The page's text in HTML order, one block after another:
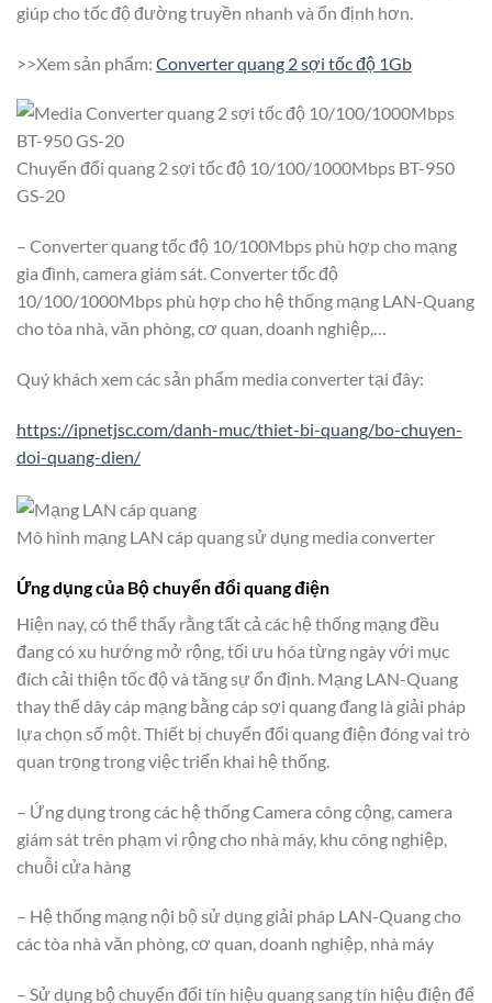
giúp cho tốc độ đường truyền nhanh và ổn định hơn.
>>Xem sản phẩm: Converter quang 2 sợi tốc độ 1Gb
Chuyển đổi quang 2 sợi tốc độ 10/100/1000Mbps BT-950
GS-20
– Converter quang tốc độ 10/100Mbps phù hợp cho mạng
gia đình, camera giám sát. Converter tốc độ
10/100/1000Mbps phù hợp cho hệ thống mạng LAN-Quang
cho tòa nhà, văn phòng, cơ quan, doanh nghiệp,…
Quý khách xem các sản phẩm media converter tại đây:
https://ipnetjsc.com/danh-muc/thiet-bi-quang/bo-chuyen-
doi-quang-dien/
Mô hình mạng LAN cáp quang sử dụng media converter
Ứng dụng của Bộ chuyển đổi quang điện
Hiện nay, có thể thấy rằng tất cả các hệ thống mạng đều
đang có xu hướng mở rộng, tối ưu hóa từng ngày với mục
đích cải thiện tốc độ và tăng sự ổn định. Mạng LAN-Quang
thay thế dây cáp mạng bằng cáp sợi quang đang là giải pháp
lựa chọn số một. Thiết bị chuyển đổi quang điện đóng vai trò
quan trọng trong việc triển khai hệ thống.
– Ứng dụng trong các hệ thống Camera công cộng, camera
giám sát trên phạm vi rộng cho nhà máy, khu công nghiệp,
chuỗi cửa hàng
– Hệ thống mạng nội bộ sử dụng giải pháp LAN-Quang cho
các tòa nhà văn phòng, cơ quan, doanh nghiệp, nhà máy
– Sử dụng bộ chuyển đổi tín hiệu quang sang tín hiệu điện để